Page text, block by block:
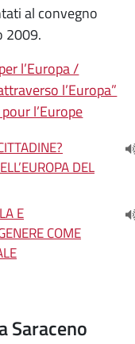
al convegno
2009.
l’Europa /
l’Europa”
l’Europe
DEL
E
COME
Saraceno